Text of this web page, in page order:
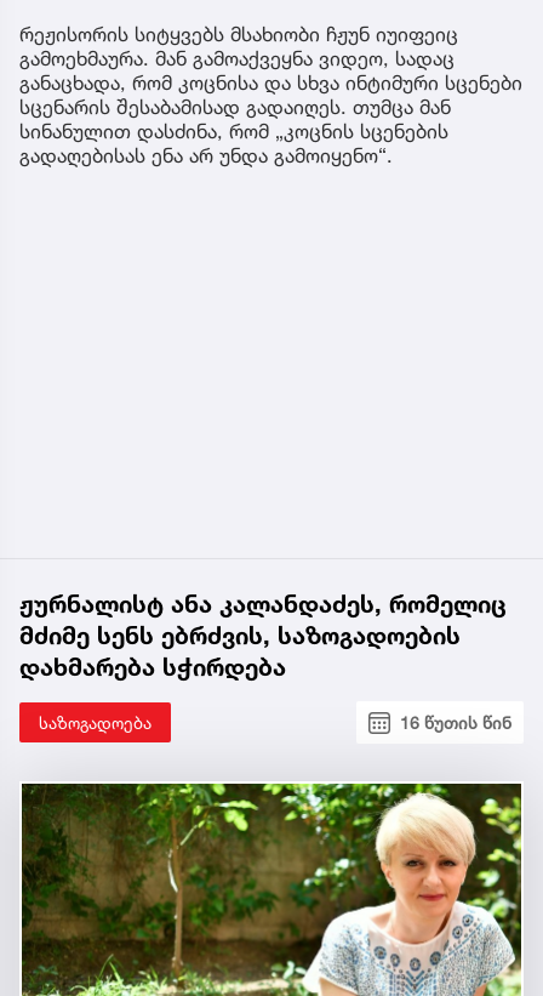
რეჟისორის სიტყვებს მსახიობი ჩჟუნ იუიფეიც
გამოეხმაურა. მან გამოაქვეყნა ვიდეო, სადაც
განაცხადა, რომ კოცნისა და სხვა ინტიმური სცენები
სცენარის შესაბამისად გადაიღეს. თუმცა მან
სინანულით დასძინა, რომ „კოცნის სცენების
გადაღებისას ენა არ უნდა გამოიყენო“.
ჟურნალისტ ანა კალანდაძეს, რომელიც
მძიმე სენს ებრძვის, საზოგადოების
დახმარება სჭირდება
საზოგადოება 16 წუთის წინ